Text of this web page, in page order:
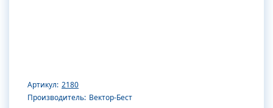
Артикул: 2180
Производитель: Вектор-Бест